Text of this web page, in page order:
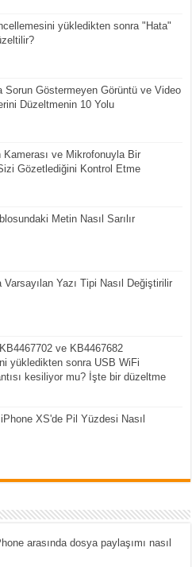
yükledikten sonra "Hata"
Sorun Göstermeyen Görüntü ve Video
Düzeltmenin 10 Yolu
Kamerası ve Mikrofonuyla Bir
Gözetlediğini Kontrol Etme
Metin Nasıl Sarılır
Varsayılan Yazı Tipi Nasıl Değiştirilir
ve KB4467682
yükledikten sonra USB WiFi
kesiliyor mu? İşte bir düzeltme
XS'de Pil Yüzdesi Nasıl
arasında dosya paylaşımı nasıl